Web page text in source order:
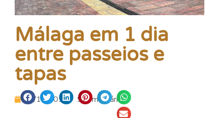
Málaga em 1 dia
entre passeios e
tapas
09/12/2015 9 comentários.